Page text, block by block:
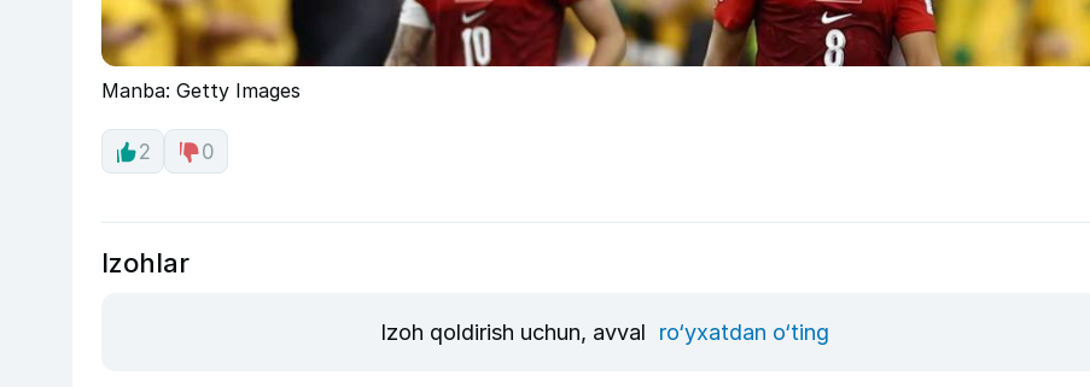
Manba: Getty Images
2 0
Izohlar
Izoh qoldirish uchun, avval ro‘yxatdan o‘ting